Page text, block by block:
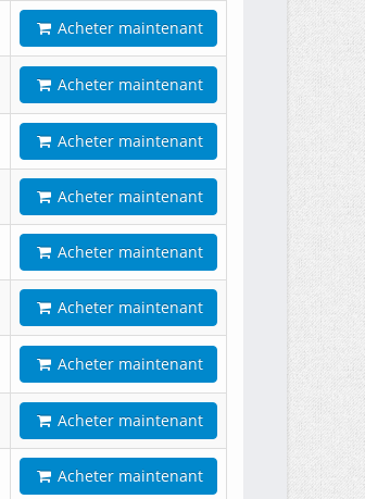
Acheter maintenant
Acheter maintenant
Acheter maintenant
Acheter maintenant
Acheter maintenant
Acheter maintenant
Acheter maintenant
Acheter maintenant
Acheter maintenant